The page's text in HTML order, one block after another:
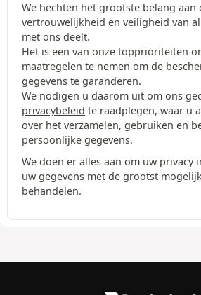
We hechten het grootste belang aan
vertrouwelijkheid en veiligheid van
met ons deelt.
Het is een van onze topprioriteiten
maatregelen te nemen om de
gegevens te garanderen.
We nodigen u daarom uit om ons
privacybeleid te raadplegen, waar u
over het verzamelen, gebruiken en
persoonlijke gegevens.
We doen er alles aan om uw privacy
uw gegevens met de grootst
behandelen.